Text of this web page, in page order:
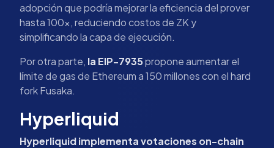
adopción que podría mejorar la eficiencia del prover
hasta 100x, reduciendo costos de ZK y
simplificando la capa de ejecución.
Por otra parte, la EIP-7935propone aumentar el
límite de gas de Ethereum a 150 millones con el hard
fork Fusaka.
Hyperliquid
Hyperliquid implementa votaciones on-chain